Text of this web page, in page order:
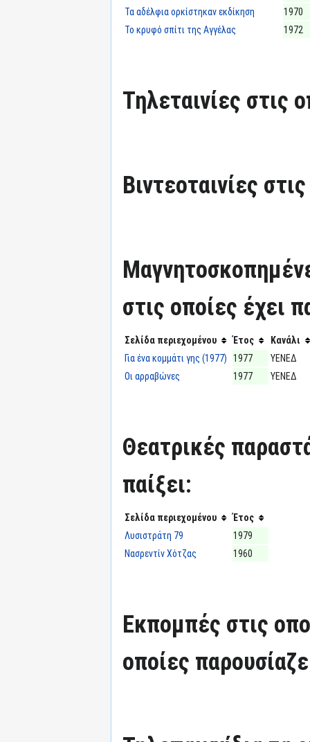
Τα αδέλφια ορκίστηκαν εκδίκηση
1970
Το κρυφό σπίτι της Αγγέλας
1972
Τηλεταινίες στις
Βιντεοταινίες
στις οποίες έχει
Σελίδα περιεχομένου Έτος
Κανάλι
Για ένα κομμάτι γης (1977)
1977
ΥΕΝΕΔ
Οι αρραβώνες
1977 ΥΕΝΕΔ
Θεατρικές
παίξει:
Σελίδα περιεχομένου
Έτος
Λυσιστράτη 79
1979
Νασρεντίν Χότζας
1960
Εκπομπές στις
οποίες